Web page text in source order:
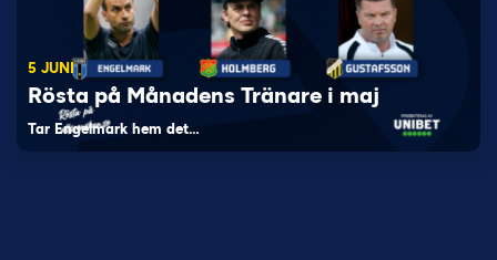
5 JUNI
Rösta på Månadens Tränare i maj
Tar Engelmark hem det…